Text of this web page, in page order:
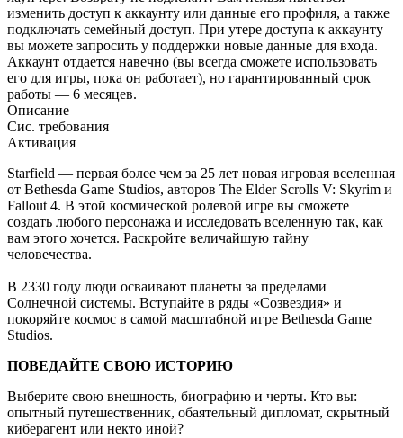
изменить доступ к аккаунту или данные его профиля, а также
подключать семейный доступ. При утере доступа к аккаунту
вы можете запросить у поддержки новые данные для входа.
Аккаунт отдается навечно (вы всегда сможете использовать
его для игры, пока он работает), но гарантированный срок
работы — 6 месяцев.
Описание
Сис. требования
Активация
Starfield — первая более чем за 25 лет новая игровая вселенная
от Bethesda Game Studios, авторов The Elder Scrolls V: Skyrim и
Fallout 4. В этой космической ролевой игре вы сможете
создать любого персонажа и исследовать вселенную так, как
вам этого хочется. Раскройте величайшую тайну
человечества.
В 2330 году люди осваивают планеты за пределами
Солнечной системы. Вступайте в ряды «Созвездия» и
покоряйте космос в самой масштабной игре Bethesda Game
Studios.
ПОВЕДАЙТЕ СВОЮ ИСТОРИЮ
Выберите свою внешность, биографию и черты. Кто вы:
опытный путешественник, обаятельный дипломат, скрытный
киберагент или некто иной?